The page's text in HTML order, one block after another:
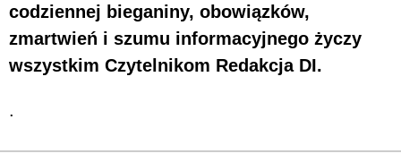
codziennej bieganiny, obowiązków,
zmartwień i szumu informacyjnego życzy
wszystkim Czytelnikom Redakcja DI.
.